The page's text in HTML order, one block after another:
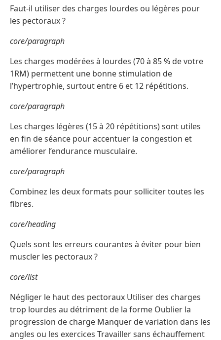
Faut-il utiliser des charges lourdes ou légères pour
les pectoraux ?
core/paragraph
Les charges modérées à lourdes (70 à 85 % de votre
1RM) permettent une bonne stimulation de
l’hypertrophie, surtout entre 6 et 12 répétitions.
core/paragraph
Les charges légères (15 à 20 répétitions) sont utiles
en fin de séance pour accentuer la congestion et
améliorer l’endurance musculaire.
core/paragraph
Combinez les deux formats pour solliciter toutes les
fibres.
core/heading
Quels sont les erreurs courantes à éviter pour bien
muscler les pectoraux ?
core/list
Négliger le haut des pectoraux Utiliser des charges
trop lourdes au détriment de la forme Oublier la
progression de charge Manquer de variation dans les
angles ou les exercices Travailler sans échauffement